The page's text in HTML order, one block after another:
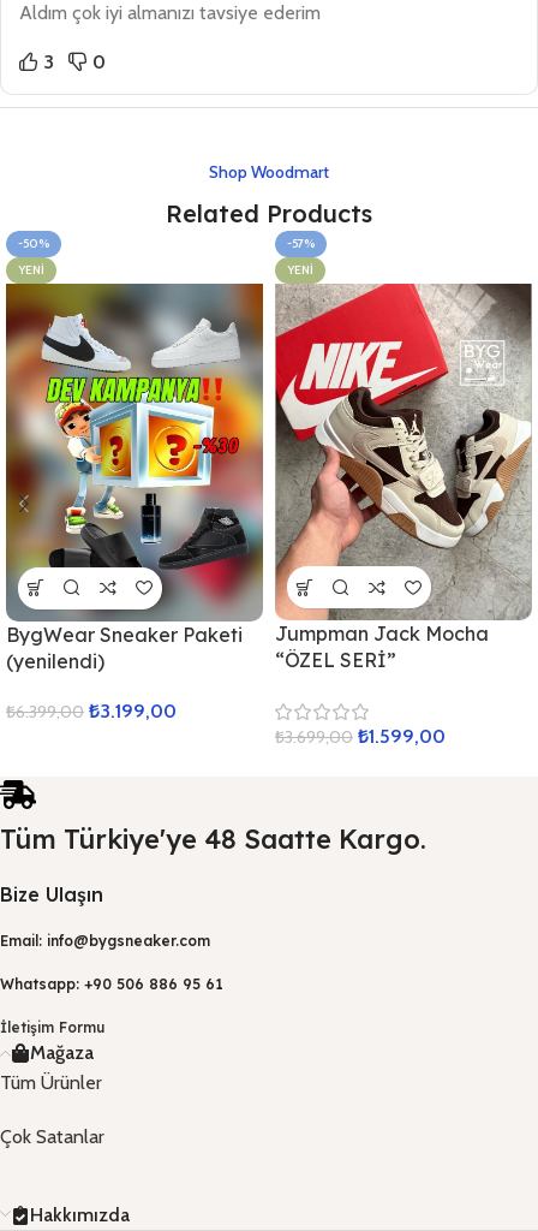
Aldım çok iyi almanızı tavsiye ederim
3 0
Shop Woodmart
Related Products
-50%
YENI
BygWear Sneaker Paketi
(yenilendi)
₺6.399,00 ₺3.199,00
-57%
YENI
Jumpman Jack Mocha
“ÖZEL SERİ”
₺3.699,00 ₺1.599,00
Tüm Türkiye'ye 48 Saatte Kargo.
Bize Ulaşın
Email: info@bygsneaker.com
Whatsapp: +90 506 886 95 61
İletişim Formu
Mağaza
Tüm Ürünler
Çok Satanlar
Hakkımızda